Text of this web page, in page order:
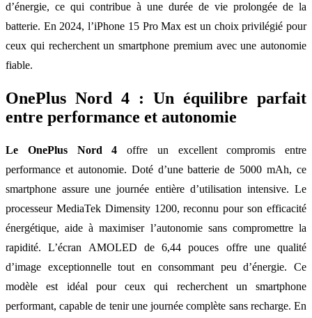
d’énergie, ce qui contribue à une durée de vie prolongée de la
batterie. En 2024, l’iPhone 15 Pro Max est un choix privilégié pour
ceux qui recherchent un smartphone premium avec une autonomie
fiable.
OnePlus Nord 4 : Un équilibre parfait
entre performance et autonomie
Le OnePlus Nord 4 offre un excellent compromis entre
performance et autonomie. Doté d’une batterie de 5000 mAh, ce
smartphone assure une journée entière d’utilisation intensive. Le
processeur MediaTek Dimensity 1200, reconnu pour son efficacité
énergétique, aide à maximiser l’autonomie sans compromettre la
rapidité. L’écran AMOLED de 6,44 pouces offre une qualité
d’image exceptionnelle tout en consommant peu d’énergie. Ce
modèle est idéal pour ceux qui recherchent un smartphone
performant, capable de tenir une journée complète sans recharge. En